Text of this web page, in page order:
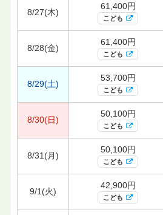
8/27(木)
61,400円
こども
8/28(金)
61,400円
こども
8/29(土)
53,700円
こども
8/30(日)
50,100円
こども
8/31(月)
50,100円
こども
9/1(火)
42,900円
こども